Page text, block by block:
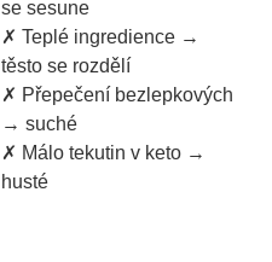
se sesune
✗ Teplé ingredience →
těsto se rozdělí
✗ Přepečení bezlepkových
→ suché
✗ Málo tekutin v keto →
husté